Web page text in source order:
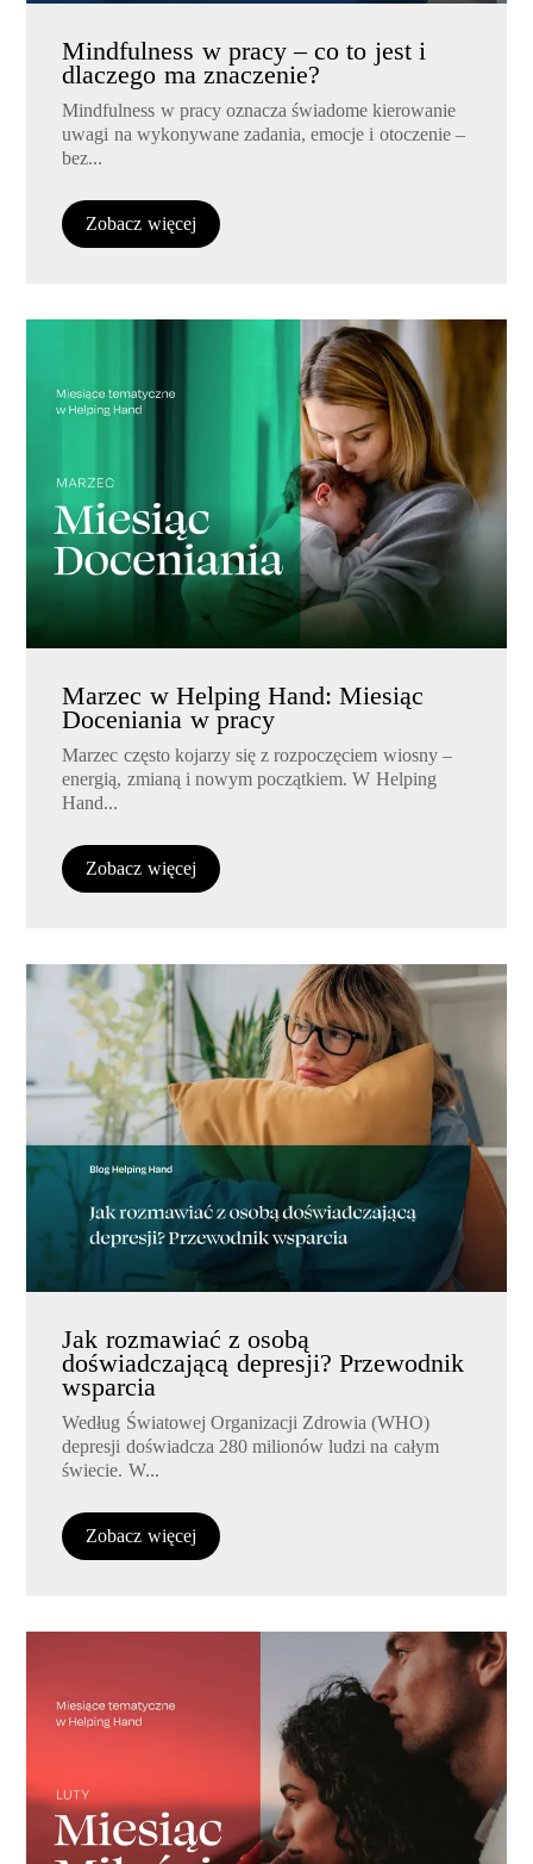
Mindfulness w pracy – co to jest i
dlaczego ma znaczenie?
Mindfulness w pracy oznacza świadome kierowanie
uwagi na wykonywane zadania, emocje i otoczenie –
bez...
Zobacz więcej
Marzec w Helping Hand: Miesiąc
Doceniania w pracy
Marzec często kojarzy się z rozpoczęciem wiosny –
energią, zmianą i nowym początkiem. W Helping
Hand...
Zobacz więcej
Jak rozmawiać z osobą
doświadczającą depresji? Przewodnik
wsparcia
Według Światowej Organizacji Zdrowia (WHO)
depresji doświadcza 280 milionów ludzi na całym
świecie. W...
Zobacz więcej